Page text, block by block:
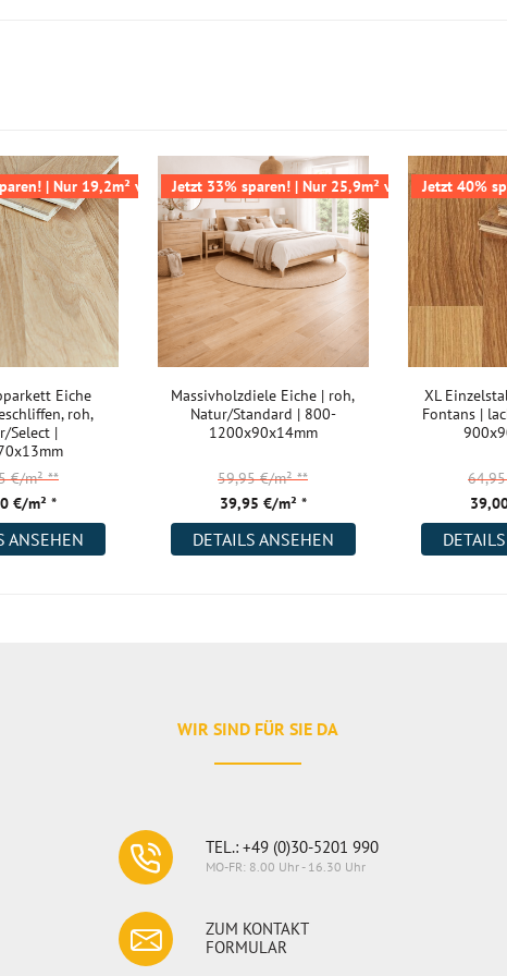
Weitere Informationen:
Akklimatisierung:
| Nur 19,2m² verfügbar
Eiche
roh,
Select |
€/m² *
€/m²**
ANSEHEN
Jetzt 33% sparen! | Nur 25,9m² verfügbar
Massivholzdiele Eiche | roh,
Natur/Standard | 800-
1200x90x14mm
39,95 €/m² *
59,95 €/m²**
DETAILS ANSEHEN
Jetzt 40%
XL
Fontans |
WIR SIND FÜR SIE DA
TEL.: +49 (0)30-5201 990
MO-FR: 8.00 Uhr - 16.30 Uhr
ZUM KONTAKT
FORMULAR